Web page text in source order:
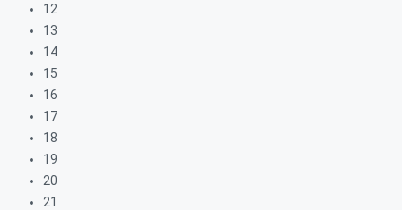
12
13
14
15
16
17
18
19
20
21